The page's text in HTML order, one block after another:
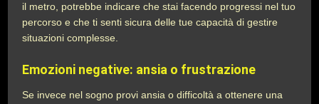
il metro, potrebbe indicare che stai facendo progressi nel tuo
percorso e che ti senti sicura delle tue capacità di gestire
situazioni complesse.
Emozioni negative: ansia o frustrazione
Se invece nel sogno provi ansia o difficoltà a ottenere una